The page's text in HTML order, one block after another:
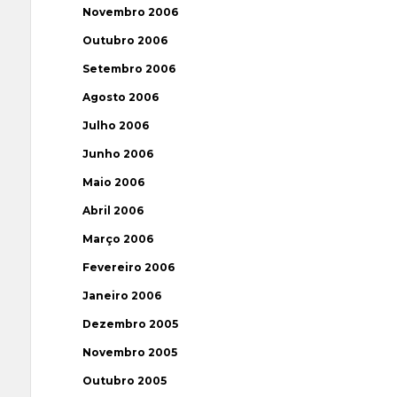
Novembro 2006
Outubro 2006
Setembro 2006
Agosto 2006
Julho 2006
Junho 2006
Maio 2006
Abril 2006
Março 2006
Fevereiro 2006
Janeiro 2006
Dezembro 2005
Novembro 2005
Outubro 2005